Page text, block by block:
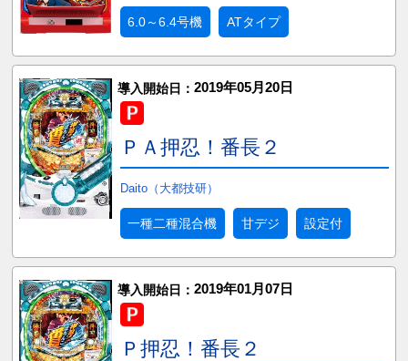
6.0～6.4号機 ATタイプ
導入開始日： 2019年05月20日
ＰＡ押忍！番長２
Daito（大都技研）
一種二種混合機 甘デジ 設定付
導入開始日： 2019年01月07日
Ｐ押忍！番長２